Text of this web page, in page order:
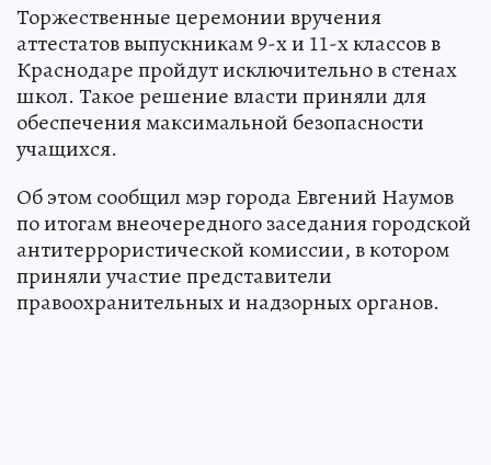
Торжественные церемонии вручения
аттестатов выпускникам 9-х и 11-х классов в
Краснодаре пройдут исключительно в стенах
школ. Такое решение власти приняли для
обеспечения максимальной безопасности
учащихся.
Об этом сообщил мэр города Евгений Наумов
по итогам внеочередного заседания городской
антитеррористической комиссии, в котором
приняли участие представители
правоохранительных и надзорных органов.